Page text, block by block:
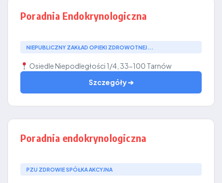
Poradnia Endokrynologiczna
NIEPUBLICZNY ZAKŁAD OPIEKI ZDROWOTNEJ...
Osiedle Niepodległości 1/4, 33-100 Tarnów
Szczegóły ➔
Poradnia endokrynologiczna
PZU ZDROWIE SPÓŁKA AKCYJNA